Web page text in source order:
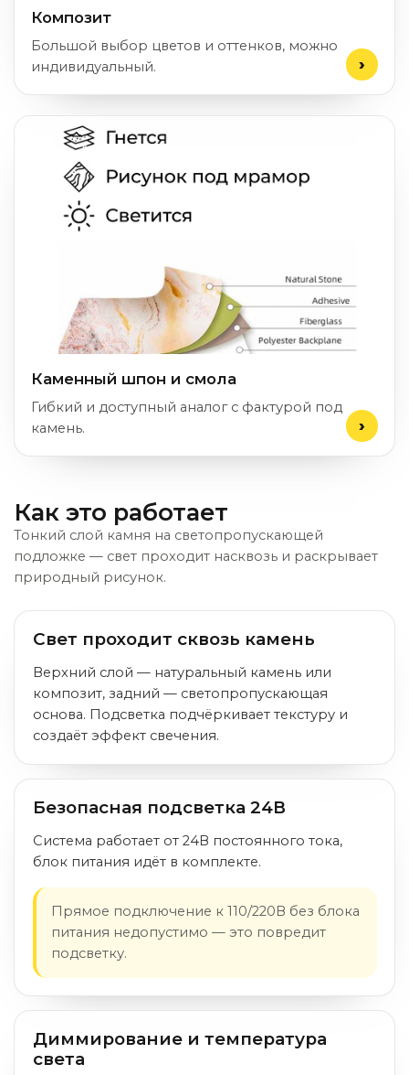
Композит
Большой выбор цветов и оттенков, можно
индивидуальный.
Каменный шпон и смола
Гибкий и доступный аналог с фактурой под
камень.
Как это работает
Тонкий слой камня на светопропускающей
подложке — свет проходит насквозь и раскрывает
природный рисунок.
Свет проходит сквозь камень
Верхний слой — натуральный камень или
композит, задний — светопропускающая
основа. Подсветка подчёркивает текстуру и
создаёт эффект свечения.
Безопасная подсветка 24В
Система работает от 24В постоянного тока,
блок питания идёт в комплекте.
Прямое подключение к 110/220В без блока
питания недопустимо — это повредит
подсветку.
Диммирование и температура
света